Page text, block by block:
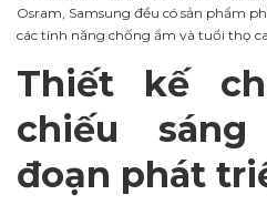
Osram, Samsung đều có sản phẩm
các tính năng chống ẩm và tuổi thọ
Thiết kế
chiếu
đoạn phát